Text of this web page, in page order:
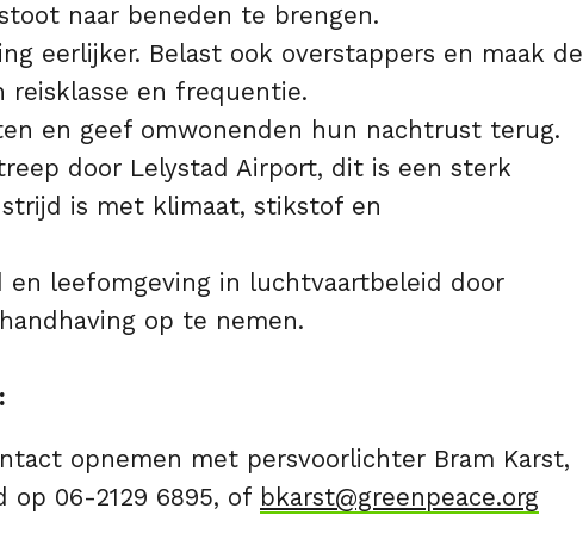
naar beneden te brengen.
eerlijker. Belast ook overstappers en maak de
reisklasse en frequentie.
en geef omwonenden hun nachtrust terug.
door Lelystad Airport, dit is een sterk
is met klimaat, stikstof en
en leefomgeving in luchtvaartbeleid door
op te nemen.
opnemen met persvoorlichter Bram Karst,
op 06-2129 6895, of bkarst@greenpeace.org